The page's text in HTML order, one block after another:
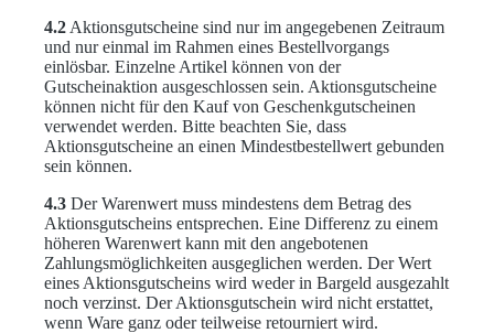
4.2 Aktionsgutscheine sind nur im angegebenen Zeitraum
und nur einmal im Rahmen eines Bestellvorgangs
einlösbar. Einzelne Artikel können von der
Gutscheinaktion ausgeschlossen sein. Aktionsgutscheine
können nicht für den Kauf von Geschenkgutscheinen
verwendet werden. Bitte beachten Sie, dass
Aktionsgutscheine an einen Mindestbestellwert gebunden
sein können.
4.3 Der Warenwert muss mindestens dem Betrag des
Aktionsgutscheins entsprechen. Eine Differenz zu einem
höheren Warenwert kann mit den angebotenen
Zahlungsmöglichkeiten ausgeglichen werden. Der Wert
eines Aktionsgutscheins wird weder in Bargeld ausgezahlt
noch verzinst. Der Aktionsgutschein wird nicht erstattet,
wenn Ware ganz oder teilweise retourniert wird.